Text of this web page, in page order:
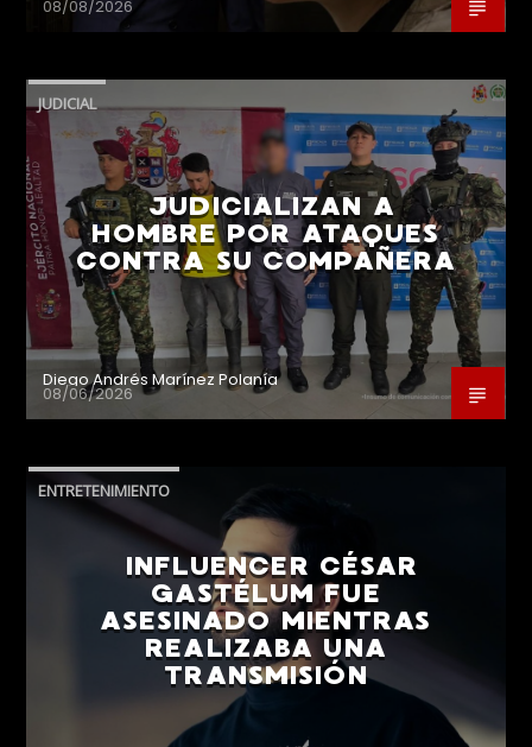
08/08/2026
JUDICIAL
JUDICIALIZAN A
HOMBRE POR ATAQUES
CONTRA SU COMPAÑERA
Diego Andrés Marínez Polanía
08/06/2026
ENTRETENIMIENTO
INFLUENCER CÉSAR
GASTÉLUM FUE
ASESINADO MIENTRAS
REALIZABA UNA
TRANSMISIÓN